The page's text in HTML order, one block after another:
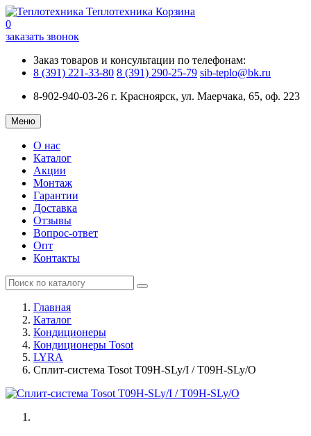
Теплотехника Корзина
0
заказать звонок
Заказ товаров и консультации по телефонам:
8 (391) 221-33-80 8 (391) 290-25-79 sib-teplo@bk.ru
8-902-940-03-26 г. Красноярск, ул. Маерчака, 65, оф. 223
Меню
О нас
Каталог
Акции
Монтаж
Гарантии
Доставка
Отзывы
Вопрос-ответ
Опт
Контакты
Главная
Каталог
Кондиционеры
Кондиционеры Tosot
LYRA
Сплит-система Tosot T09H-SLy/I / T09H-SLy/O